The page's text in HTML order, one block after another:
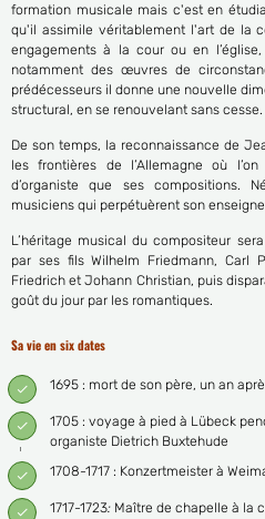
formation musicale mais c'est en
qu'il assimile véritablement l'art de la
engagements à la cour ou en
notamment des œuvres de
prédécesseurs il donne une nouvelle
structural, en se renouvelant sans cesse.
De son temps, la reconnaissance de
les frontières de l’Allemagne où
d’organiste que ses compositions.
musiciens qui perpétuèrent son
L’héritage musical du compositeur
par ses fils Wilhelm Friedmann, Carl
Friedrich et Johann Christian, puis
goût du jour par les romantiques.
Sa vie en six dates
1695 : mort de son père, un an
1705 : voyage à pied à Lübeck
organiste Dietrich Buxtehude
1708-1717 : Konzertmeister à
1717-1723: Maître de chapelle à la